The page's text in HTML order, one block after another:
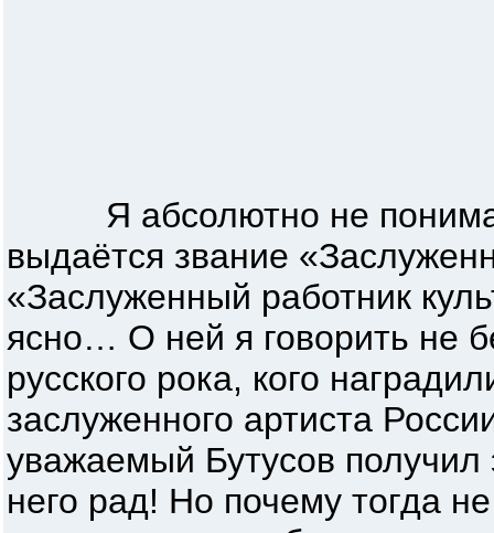
Я абсолютно не
выдаётся звание
«Заслуженный работник
ясно… О ней я говорить не
русского рока, кого
заслуженного артиста
уважаемый Бутусов получил
него рад! Но почему тогда